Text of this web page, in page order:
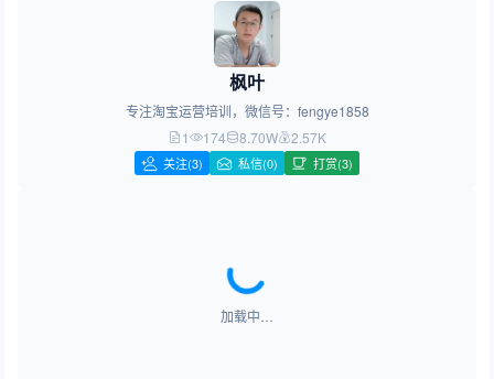
枫叶
专注淘宝运营培训，微信号：fengye1858
1
174 8.70W 2.57K
关注(3) 私信(0) 打赏(3)
加载中…